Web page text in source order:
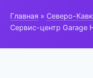
Главная » Северо-
Сервис-центр Garage